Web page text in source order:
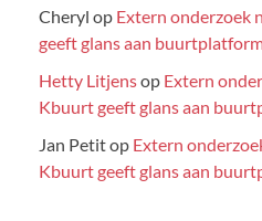
Cheryl op Extern onderzoek
geeft glans aan
Hetty Litjensop Extern
Kbuurt geeft glans aan
Jan Petitop Extern
Kbuurt geeft glans aan